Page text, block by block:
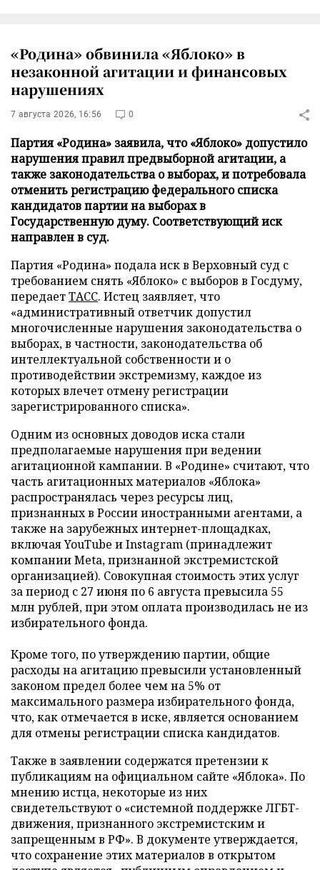
«Родина» обвинила «Яблоко» в
незаконной агитации и финансовых
нарушениях
7 августа 2026, 16:56 0
Партия «Родина» заявила, что «Яблоко» допустило
нарушения правил предвыборной агитации, а
также законодательства о выборах, и потребовала
отменить регистрацию федерального списка
кандидатов партии на выборах в
Государственную думу. Соответствующий иск
направлен в суд.
Партия «Родина» подала иск в Верховный суд с
требованием снять «Яблоко» с выборов в Госдуму,
передаетТАСС. Истец заявляет, что
«административный ответчик допустил
многочисленные нарушения законодательства о
выборах, в частности, законодательства об
интеллектуальной собственности и о
противодействии экстремизму, каждое из
которых влечет отмену регистрации
зарегистрированного списка».
Одним из основных доводов иска стали
предполагаемые нарушения при ведении
агитационной кампании. В «Родине» считают, что
часть агитационных материалов «Яблока»
распространялась через ресурсы лиц,
признанных в России иностранными агентами, а
также на зарубежных интернет-площадках,
включая YouTube и Instagram (принадлежит
компании Meta, признанной экстремистской
организацией). Совокупная стоимость этих услуг
за период с 27 июня по 6 августа превысила 55
млн рублей, при этом оплата производилась не из
избирательного фонда.
Кроме того, по утверждению партии, общие
расходы на агитацию превысили установленный
законом предел более чем на 5% от
максимального размера избирательного фонда,
что, как отмечается в иске, является основанием
для отмены регистрации списка кандидатов.
Также в заявлении содержатся претензии к
публикациям на официальном сайте «Яблока». По
мнению истца, некоторые из них
свидетельствуют о «системной поддержке ЛГБТ-
движения, признанного экстремистским и
запрещенным в РФ». В документе утверждается,
что сохранение этих материалов в открытом